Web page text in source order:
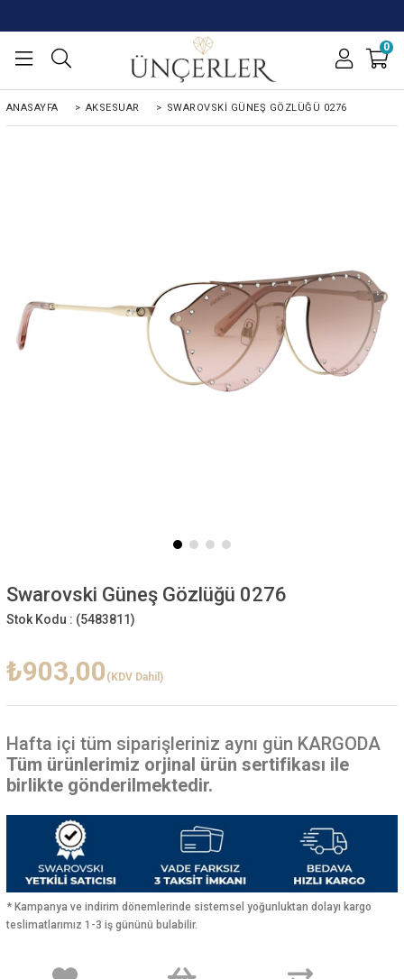
0
ANASAYFA > AKSESUAR > SWAROVSKI GÜNEŞ GÖZLÜĞÜ 0276
Swarovski Güneş Gözlüğü 0276
Stok Kodu : (5483811)
₺903,00 (KDV Dahil)
Hafta içi tüm siparişleriniz aynı gün KARGODA
Tüm ürünlerimiz orjinal ürün sertifikası ile
birlikte gönderilmektedir.
* Kampanya ve indirim dönemlerinde sistemsel yoğunluktan dolayı kargo
teslimatlarımız 1-3 iş gününü bulabilir.